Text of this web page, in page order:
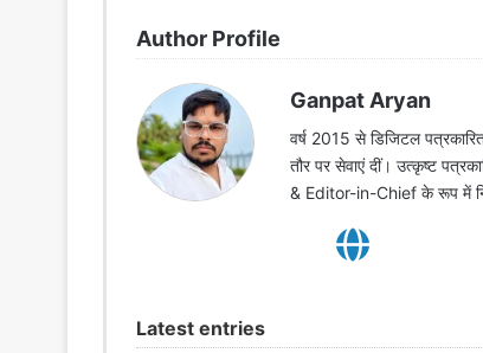
Author Profile
Ganpat Aryan
वर्ष 2015 से डिजिटल
तौर पर सेवाएं दीं। उत्कृष्ट
& Editor-in-Chief के रूप में
Latest entries